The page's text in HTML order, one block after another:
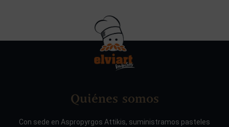
Quiénes somos
Con sede en Aspropyrgos Attikis, suministramos pasteles